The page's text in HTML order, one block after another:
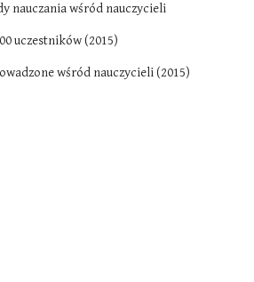
nauczania wśród nauczycieli
uczestników (2015)
wśród nauczycieli (2015)